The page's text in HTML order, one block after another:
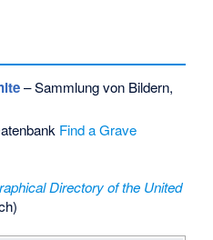
– Sammlung von Bildern,
Find a Grave
Directory of the United